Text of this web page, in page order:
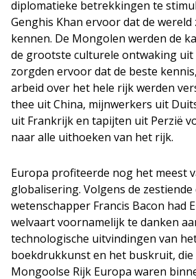
diplomatieke betrekkingen te
Genghis Khan ervoor dat de wereld
kennen. De Mongolen werden de
de grootste culturele ontwaking uit
zorgden ervoor dat de beste
arbeid over het hele rijk werden
thee uit China, mijnwerkers uit
uit Frankrijk en tapijten uit Perzië
naar alle uithoeken van het rijk.
Europa profiteerde nog het meest
globalisering. Volgens de zestiende
wetenschapper Francis Bacon had
welvaart voornamelijk te danken
technologische uitvindingen van
boekdrukkunst en het buskruit,
Mongoolse Rijk Europa waren